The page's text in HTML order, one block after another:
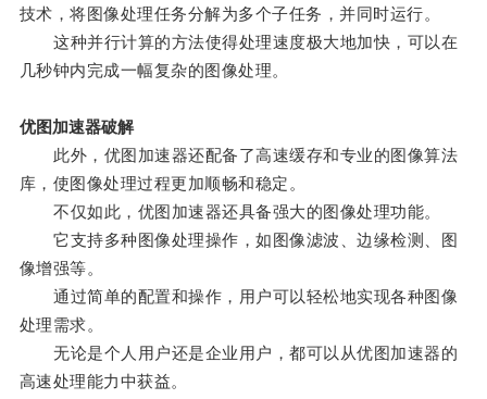
技术，将图像处理任务分解为多个子任务，并同时运行。
这种并行计算的方法使得处理速度极大地加快，可以在
几秒钟内完成一幅复杂的图像处理。
优图加速器破解
此外，优图加速器还配备了高速缓存和专业的图像算法
库，使图像处理过程更加顺畅和稳定。
不仅如此，优图加速器还具备强大的图像处理功能。
它支持多种图像处理操作，如图像滤波、边缘检测、图
像增强等。
通过简单的配置和操作，用户可以轻松地实现各种图像
处理需求。
无论是个人用户还是企业用户，都可以从优图加速器的
高速处理能力中获益。